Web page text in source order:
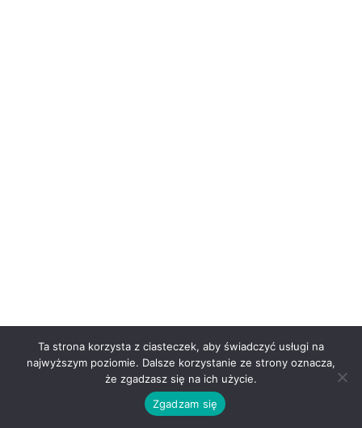
Ta strona korzysta z ciasteczek, aby świadczyć usługi na
najwyższym poziomie. Dalsze korzystanie ze strony oznacza,
że zgadzasz się na ich użycie.
Zgadzam się